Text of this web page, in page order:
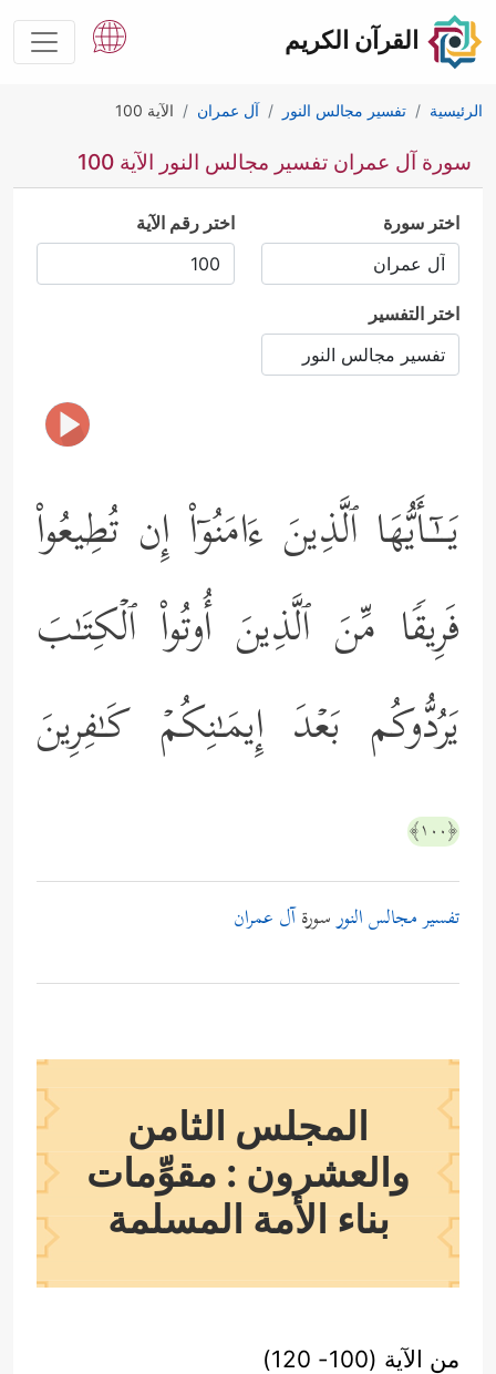
القرآن الكريم
الرئيسية تفسير مجالس النور آل عمران الآية 100
سورة آل عمران تفسير مجالس النور الآية 100
اختر سورة اختر رقم الآية
اختر التفسير
یَــٰۤـأَیُّهَا ٱلَّذِینَ ءَامَنُوۤاْ إِن تُطِیعُواْ
فَرِیقࣰا مِّنَ ٱلَّذِینَ أُوتُواْ ٱلۡكِتَـٰبَ
یَرُدُّوكُم بَعۡدَ إِیمَـٰنِكُمۡ كَـٰفِرِینَ
﴿١٠٠﴾
تفسير مجالس النورسورةآل عمران
المجلس الثامن
والعشرون : مقوِّمات
بناء الأمة المسلمة
من الآية (100- 120)